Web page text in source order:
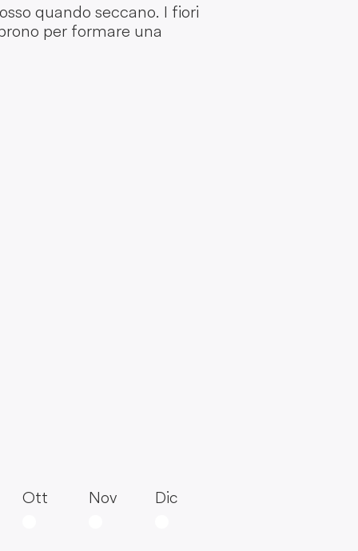
quando seccano. I fiori
per formare una
Ott Nov Dic